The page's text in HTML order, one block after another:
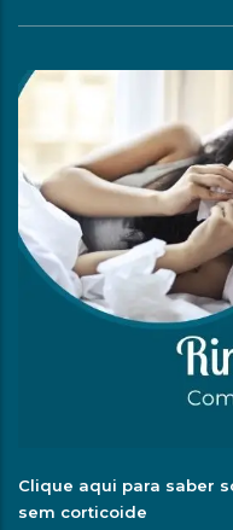
Clique aqui para saber
sem corticoide